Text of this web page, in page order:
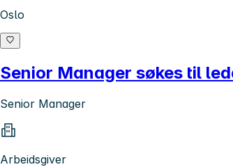
Oslo
Senior Manager søkes til
Senior Manager
Arbeidsgiver